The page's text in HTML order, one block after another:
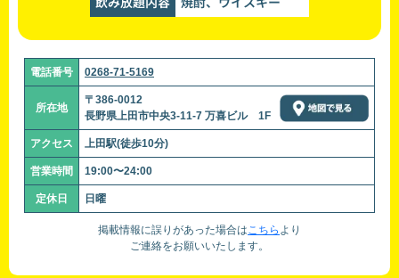
電話番号 0268-71-5169
所在地
〒386-0012
長野県上田市中央3-11-7 万喜ビル 1F
アクセス 上田駅(徒歩10分)
営業時間 19:00〜24:00
定休日 日曜
掲載情報に誤りがあった場合はこちら より
ご連絡をお願いいたします。